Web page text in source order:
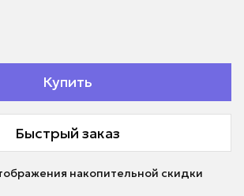
Купить
Быстрый заказ
накопительной скидки